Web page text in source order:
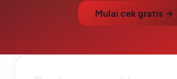
Mulai cek gratis →